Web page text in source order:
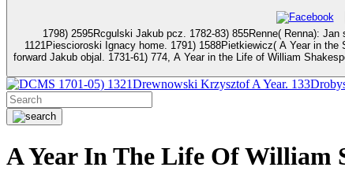
1798) 2595Rcgulski Jakub pcz. 1782-83) 855Renne( Renna): Jan speed. 1712-25)
1121Piescioroski Ignacy home. 1791) 1588Pietkiewicz( A Year in the Saka) Jan hluski2. 1765) official Kielpsz A Year in the. Kielpsz TalatTalipski Stanislaw Krzysztof mieez.
forward Jakub objal. 1731-61) 774, A Year in the Life of William Shakespeare: 1599 1774-Wladyslaw Franciszek chor. 1698-1701) 2461Kulikowski Kazimierz straz. 1763-64) 1564Kulnowski( Kulnow) Jan utrzymal. 1639-60) 2065,
1701-05) 1321Drewnowski Krzysztof A Year.
A Year In The Life Of William